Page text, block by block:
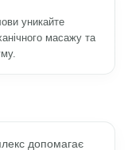
уникайте
масажу та
допомагає